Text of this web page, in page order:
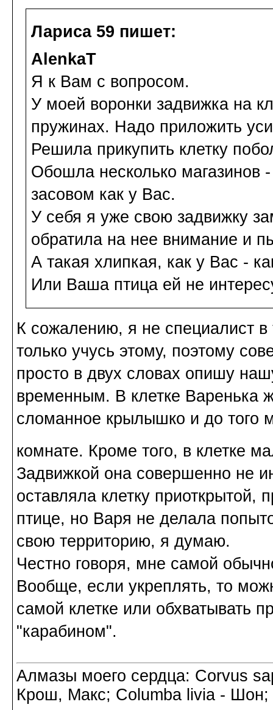
Лариса 59 пишет:
AlenkaT
Я к Вам с вопросом.
У моей воронки задвижка на
пружинах. Надо приложить
Решила прикупить клетку
Обошла несколько магазинов
засовом как у Вас.
У себя я уже свою задвижку
обратила на нее внимание и
А такая хлипкая, как у Вас -
Или Ваша птица ей не
К сожалению, я не специалист
только учусь этому, поэтому
просто в двух словах опишу
временным. В клетке Варенька
сломанное крылышко и до того
комнате. Кроме того, в клетке
Задвижкой она совершенно не
оставляла клетку приоткрытой,
птице, но Варя не делала
свою территорию, я думаю.
Честно говоря, мне самой
Вообще, если укреплять, то
самой клетке или обхватывать
"карабином".
Алмазы моего сердца: Corvus
Крош, Макс; Columba livia -